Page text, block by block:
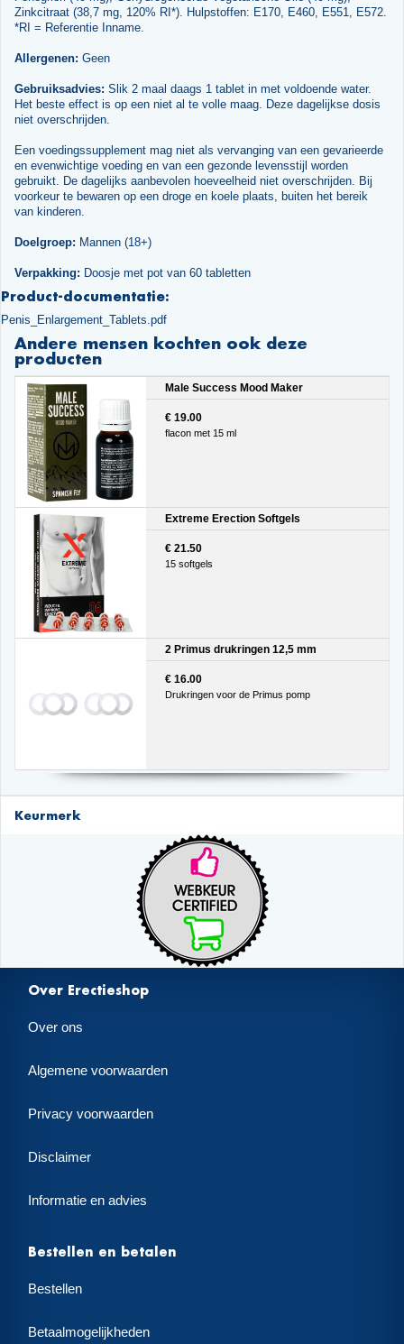
Zinkcitraat (38,7 mg, 120% RI*). Hulpstoffen: E170, E460, E551, E572.
*RI = Referentie Inname.
Allergenen: Geen
Gebruiksadvies: Slik 2 maal daags 1 tablet in met voldoende water.
Het beste effect is op een niet al te volle maag. Deze dagelijkse dosis
niet overschrijden.
Een voedingssupplement mag niet als vervanging van een gevarieerde
en evenwichtige voeding en van een gezonde levensstijl worden
gebruikt. De dagelijks aanbevolen hoeveelheid niet overschrijden. Bij
voorkeur te bewaren op een droge en koele plaats, buiten het bereik
van kinderen.
Doelgroep: Mannen (18+)
Verpakking: Doosje met pot van 60 tabletten
Product-documentatie:
Penis_Enlargement_Tablets.pdf
Andere mensen kochten ook deze
producten
Male Success Mood Maker
€ 19.00
flacon met 15 ml
Extreme Erection Softgels
€ 21.50
15 softgels
2 Primus drukringen 12,5 mm
€ 16.00
Drukringen voor de Primus pomp
Keurmerk
Over Erectieshop
Over ons
Algemene voorwaarden
Privacy voorwaarden
Disclaimer
Informatie en advies
Bestellen en betalen
Bestellen
Betaalmogelijkheden